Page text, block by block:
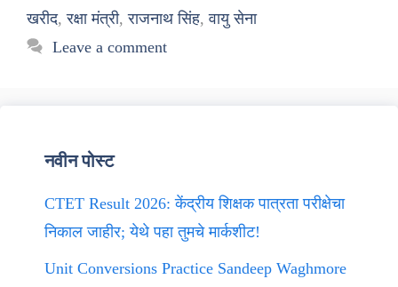
खरीद,रक्षा मंत्री,राजनाथ सिंह,वायु सेना
Leave a comment
नवीन पोस्ट
CTET Result 2026: केंद्रीय शिक्षक पात्रता परीक्षेचा
निकाल जाहीर; येथे पहा तुमचे मार्कशीट!
Unit Conversions Practice Sandeep Waghmore